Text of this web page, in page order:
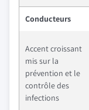
Conducteurs
Accent croissant
mis sur la
prévention et le
contrôle des
infections